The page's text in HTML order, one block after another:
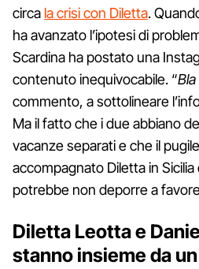
circa la crisi con Diletta.
ha avanzato l’ipotesi di
Scardina ha postato una
contenuto inequivocabile. “
commento, a sottolineare
Ma il fatto che i due abbiano
vacanze separati e che il
accompagnato Diletta in Sicilia
potrebbe non deporre a
Diletta Leotta e
stanno insieme da